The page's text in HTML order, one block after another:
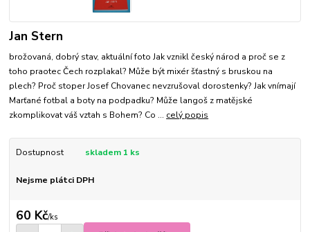
Jan Stern
brožovaná, dobrý stav, aktuální foto Jak vznikl český národ a proč se z
toho praotec Čech rozplakal? Může být mixér šťastný s bruskou na
plech? Proč stoper Josef Chovanec nevzrušoval dorostenky? Jak vnímají
Marťané fotbal a boty na podpadku? Může langoš z matějské
zkomplikovat váš vztah s Bohem? Co ... celý popis
Dostupnost skladem 1 ks
Nejsme plátci DPH
60 Kč/ks